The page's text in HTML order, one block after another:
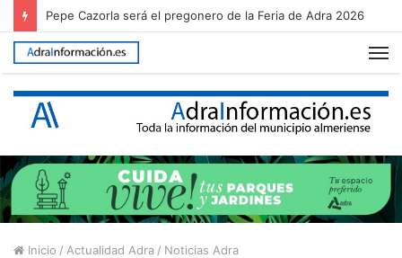
Pepe Cazorla será el pregonero de la Feria de Adra 2026
Inicio / Actualidad Adra / Noticias Adra